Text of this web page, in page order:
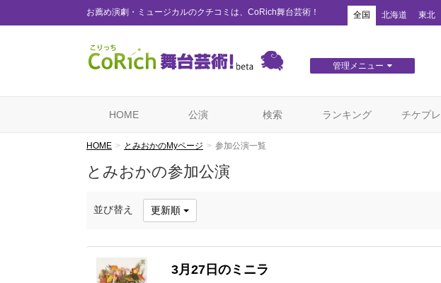
お薦め演劇・ミュージカルのクチコミは、CoRich舞台芸術！ 全国 北海道 東北
管理メニュー
HOME 公演 検索 ランキング チケプレ
HOME とみおかのMyページ 参加公演一覧
とみおかの参加公演
並び替え 更新順
3月27日のミニラ